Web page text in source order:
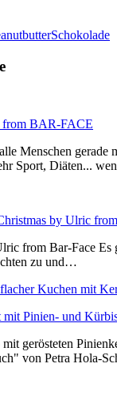
Schokolade
from BAR-FACE
Menschen gerade
Sport, Diäten...
by Ulric
from Bar-Face Es
zu und…
Pinien- und
gerösteten
von Petra Hola-